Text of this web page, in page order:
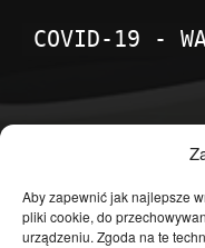
Aby zapewnić jak najlepsze
pliki cookie, do
urządzeniu. Zgoda na te
COVID-19 -
Temat dnia
Publicystyka